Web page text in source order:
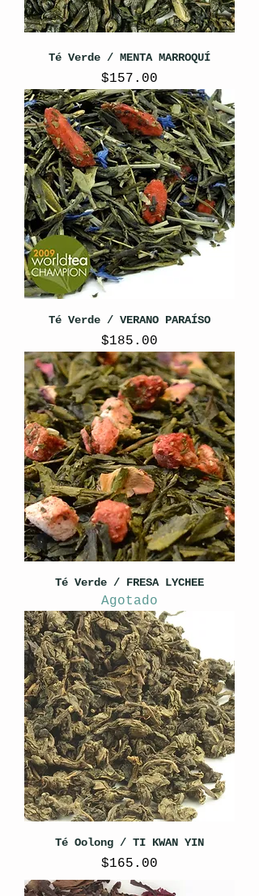
Té Verde / MENTA MARROQUÍ
Precio
$157.00
Té Verde / VERANO PARAÍSO
Precio
$185.00
Té Verde / FRESA LYCHEE
Agotado
Té Oolong / TI KWAN YIN
Precio
$165.00